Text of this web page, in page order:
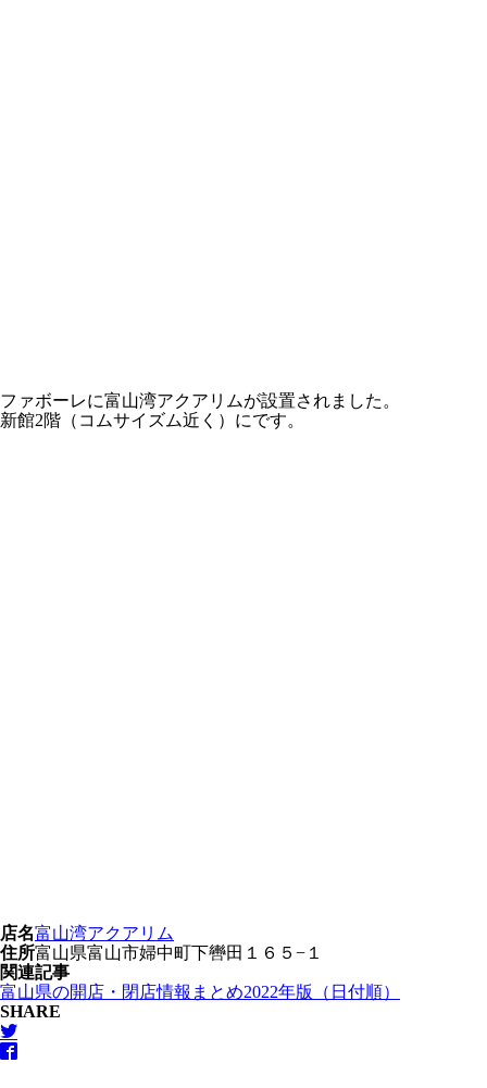
ファボーレに富山湾アクアリムが設置されました。
新館2階（コムサイズム近く）にです。
店名富山湾アクアリム
住所富山県富山市婦中町下轡田１６５−１
関連記事
富山県の開店・閉店情報まとめ2022年版（日付順）
SHARE